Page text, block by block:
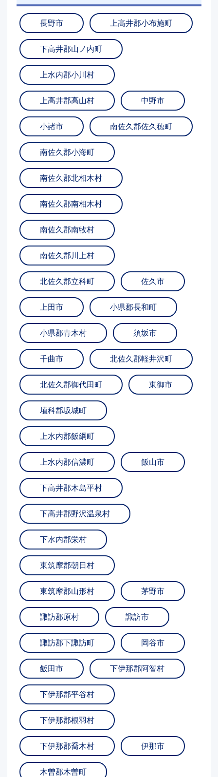
長野市 上高井郡小布施町
下高井郡山ノ内町
上水内郡小川村
上高井郡高山村 中野市
小諸市 南佐久郡佐久穂町
南佐久郡小海町
南佐久郡北相木村
南佐久郡南相木村
南佐久郡南牧村
南佐久郡川上村
北佐久郡立科町 佐久市
上田市 小県郡長和町
小県郡青木村 須坂市
千曲市 北佐久郡軽井沢町
北佐久郡御代田町 東御市
埴科郡坂城町
上水内郡飯綱町
上水内郡信濃町 飯山市
下高井郡木島平村
下高井郡野沢温泉村
下水内郡栄村
東筑摩郡朝日村
東筑摩郡山形村 茅野市
諏訪郡原村 諏訪市
諏訪郡下諏訪町 岡谷市
飯田市 下伊那郡阿智村
下伊那郡平谷村
下伊那郡根羽村
下伊那郡喬木村 伊那市
木曽郡木曽町